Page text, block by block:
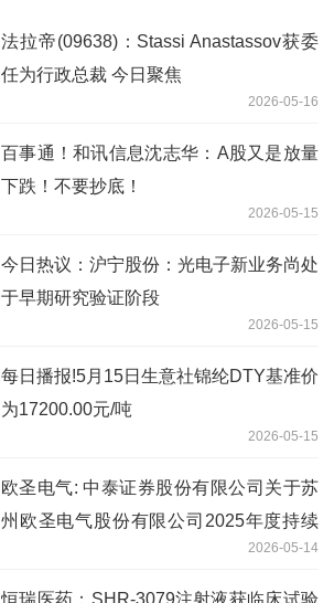
法拉帝(09638)：Stassi Anastassov获委
任为行政总裁 今日聚焦
2026-05-16
百事通！和讯信息沈志华：A股又是放量
下跌！不要抄底！
2026-05-15
今日热议：沪宁股份：光电子新业务尚处
于早期研究验证阶段
2026-05-15
每日播报!5月15日生意社锦纶DTY基准价
为17200.00元/吨
2026-05-15
欧圣电气: 中泰证券股份有限公司关于苏
州欧圣电气股份有限公司2025年度持续
2026-05-14
恒瑞医药：SHR-3079注射液获临床试验